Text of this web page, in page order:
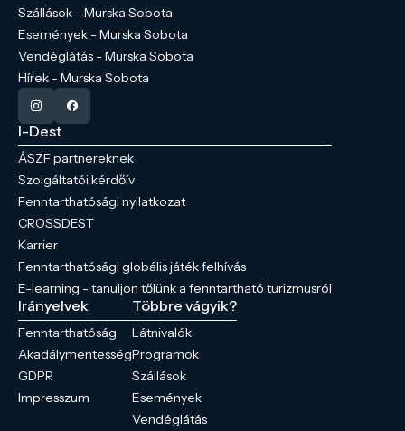
Szállások - Murska Sobota
Események - Murska Sobota
Vendéglátás - Murska Sobota
Hírek - Murska Sobota
I-Dest
ÁSZF partnereknek
Szolgáltatói kérdőív
Fenntarthatósági nyilatkozat
CROSSDEST
Karrier
Fenntarthatósági globális játék felhívás
E-learning - tanuljon tőlünk a fenntartható turizmusról
Irányelvek
Fenntarthatóság
Akadálymentesség
GDPR
Impresszum
Többre vágyik?
Látnivalók
Programok
Szállások
Események
Vendéglátás